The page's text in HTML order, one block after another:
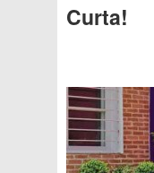
Curta!